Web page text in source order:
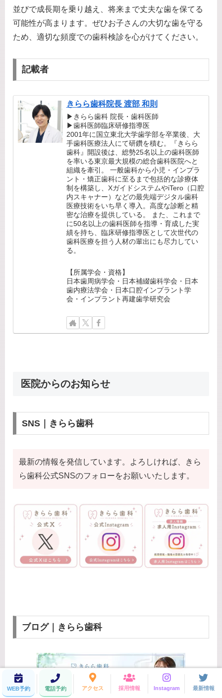
並びで成長期を乗り越え、将来まで丈夫な歯を保てる
可能性が高まります。ぜひお子さんの大切な歯を守る
ため、適切な頻度での歯科検診を心がけてください。
記載者
きらら歯科院長 渡部 和則
▶きらら歯科 院長・歯科医師
▶歯科医師臨床研修指導医
2001年に国立東北大学歯学部を卒業後、大
手歯科医療法人にて研鑽を積む。『きらら
歯科』開設後は、総勢25名以上の歯科医師
を率いる東京最大規模の総合歯科医院へと
組織を牽引。 一般歯科から小児・インプラ
ント・矯正歯科に至るまで包括的な診療体
制を構築し、XガイドシステムやiTero（口腔
内スキャナー）などの最先端デジタル歯科
医療技術をいち早く導入。高度な診断と精
密な治療を提供している。 また、これまで
に50名以上の歯科医師を指導・育成した実
績を持ち、臨床研修指導医として次世代の
歯科医療を担う人材の輩出にも尽力してい
る。
【所属学会・資格】
日本歯周病学会・日本補綴歯科学会・日本
歯内療法学会・日本口腔インプラント学
会・インプラント再建歯学研究会
医院からのお知らせ
SNS｜きらら歯科
最新の情報を発信しています。よろしければ、きら
ら歯科公式SNSのフォローをお願いいたします。
ブログ｜きらら歯科
WEB予約 電話予約 アクセス 採用情報 Instagram 最新情報